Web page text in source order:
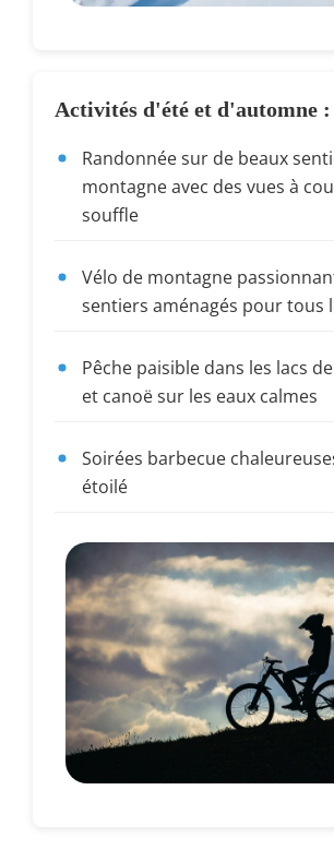
Activités d'été et d'automne :
Randonnée sur de beaux
montagne avec des vues à
souffle
Vélo de montagne
sentiers aménagés pour tous
Pêche paisible dans les lacs
et canoë sur les eaux calmes
Soirées barbecue
étoilé